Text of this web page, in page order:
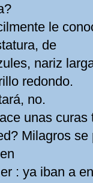
le
de
nariz
redondo.
no.
unas curas
Milagros
: ya iban a